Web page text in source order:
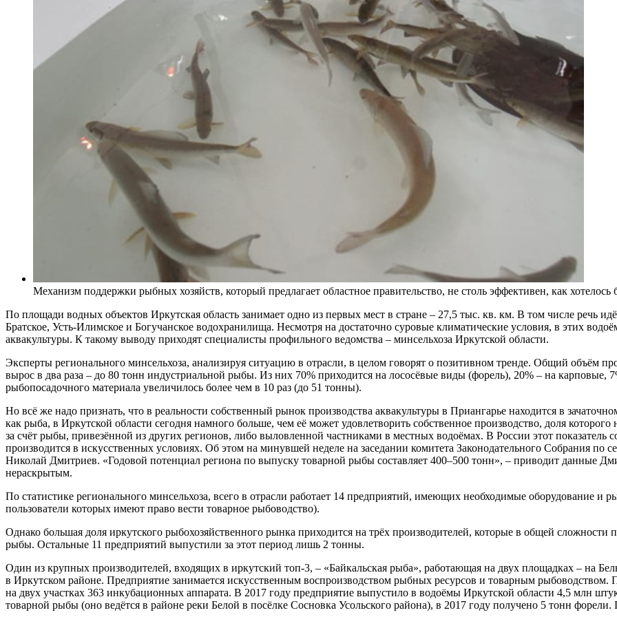
Механизм поддержки рыбных хозяйств, который предлагает областное правительство, не столь эффективен, как хотелось
По площади водных объектов Иркутская область занимает одно из первых мест в стране – 27,5 тыс. кв. км. В том числе речь
Братское, Усть-Илимское и Богучанское водохранилища. Несмотря на достаточно суровые климатические условия, в этих
аквакультуры. К такому выводу приходят специалисты профильного ведомства – минсельхоза Иркутской области.
Эксперты регионального минсельхоза, анализируя ситуацию в отрасли, в целом говорят о позитивном тренде. Общий объём
вырос в два раза – до 80 тонн индустриальной рыбы. Из них 70% приходится на лососёвые виды (форель), 20% – на карповые,
рыбопосадочного материала увеличилось более чем в 10 раз (до 51 тонны).
Но всё же надо признать, что в реальности собственный рынок производства аквакультуры в Приангарье находится в
как рыба, в Иркутской области сегодня намного больше, чем её может удовлетворить собственное производство, доля которого
за счёт рыбы, привезённой из других регионов, либо выловленной частниками в местных водоёмах. В России этот показатель
производится в искусственных условиях. Об этом на минувшей неделе на заседании комитета Законодательного Собрания по
Николай Дмитриев. «Годовой потенциал региона по выпуску товарной рыбы составляет 400–500 тонн», – приводит данные
нераскрытым.
По статистике регионального минсельхоза, всего в отрасли работает 14 предприятий, имеющих необходимые оборудование и
пользователи которых имеют право вести товарное рыбоводство).
Однако большая доля иркутского рыбохозяйственного рынка приходится на трёх производителей, которые в общей сложности
рыбы. Остальные 11 предприятий выпустили за этот период лишь 2 тонны.
Один из крупных производителей, входящих в иркутский топ-3, – «Байкальская рыба», работающая на двух площадках – на
в Иркутском районе. Предприятие занимается искусственным воспроизводством рыбных ресурсов и товарным
на двух участках 363 инкубационных аппарата. В 2017 году предприятие выпустило в водоёмы Иркутской области 4,5 млн
товарной рыбы (оно ведётся в районе реки Белой в посёлке Сосновка Усольского района), в 2017 году получено 5 тонн